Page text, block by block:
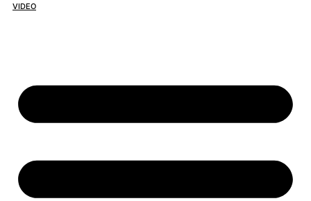
VIDEO